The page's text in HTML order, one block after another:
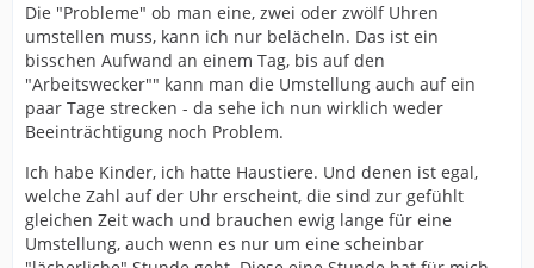
Die "Probleme" ob man eine, zwei oder zwölf Uhren
umstellen muss, kann ich nur belächeln. Das ist ein
bisschen Aufwand an einem Tag, bis auf den
"Arbeitswecker"" kann man die Umstellung auch auf ein
paar Tage strecken - da sehe ich nun wirklich weder
Beeinträchtigung noch Problem.
Ich habe Kinder, ich hatte Haustiere. Und denen ist egal,
welche Zahl auf der Uhr erscheint, die sind zur gefühlt
gleichen Zeit wach und brauchen ewig lange für eine
Umstellung, auch wenn es nur um eine scheinbar